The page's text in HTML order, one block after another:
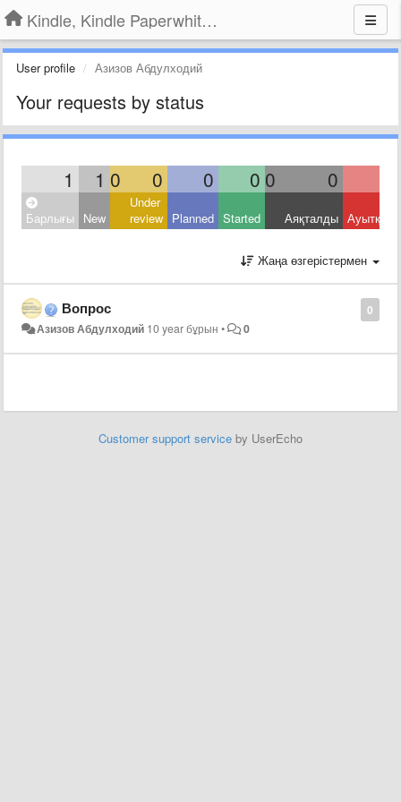
Kindle, Kindle Paperwhite, Kindle Voyage
User profile Азизов Абдулходий
Your requests by status
1 1 0 0 0 0 0 0
Барлығы New
Under
review Planned Started Аяқталды
Жаңа өзгерістермен
0
Вопрос
Азизов Абдулходий 10 year бұрын • 0
Customer support service by UserEcho